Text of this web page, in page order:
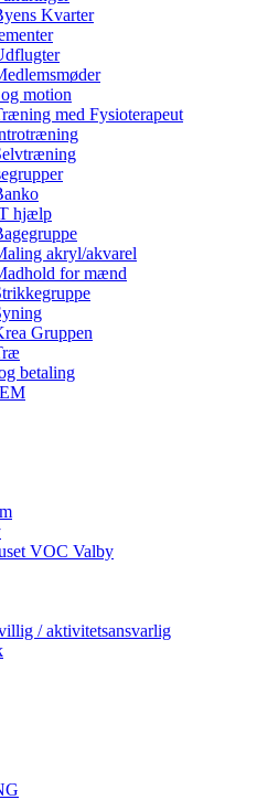
Kvarter
motion
med Fysioterapeut
hjælp
akryl/akvarel
for mænd
Gruppen
betaling
VOC Valby
/ aktivitetsansvarlig